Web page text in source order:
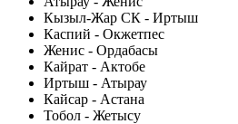
Кызыл-Жар СК - Иртыш
Каспий - Окжетпес
Женис - Ордабасы
Кайрат - Актобе
Иртыш - Атырау
Кайсар - Астана
Тобол - Жетысу